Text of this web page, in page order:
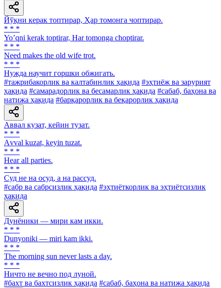
Йўқни керак топтирар, Ҳар томонга чоптирар.
* * *
Yoʼqni kerak toptirar, Har tomonga choptirar.
* * *
Need makes the old wife trot.
* * *
Нужда научит горшки обжигать.
#тажрибакорлик ва калтабинлик ҳақида #эҳтиёж ва зарурият
ҳақида #самарадорлик ва бесамарлик ҳақида #сабаб, баҳона ва
натижа ҳақида #барқарорлик ва беқарорлик ҳақида
Аввал кузат, кейин тузат.
* * *
Аvval kuzat, keyin tuzat.
* * *
Hear all parties.
* * *
Суд не на осуд, а на рассуд.
#сабр ва сабрсизлик ҳақида #эҳтиёткорлик ва эҳтиётсизлик
ҳақида
Дунёники — мири кам икки.
* * *
Dunyoniki — miri kam ikki.
* * *
The morning sun never lasts a day.
* * *
Ничто не вечно под луной.
#бахт ва бахтсизлик ҳақида #сабаб, баҳона ва натижа ҳақида